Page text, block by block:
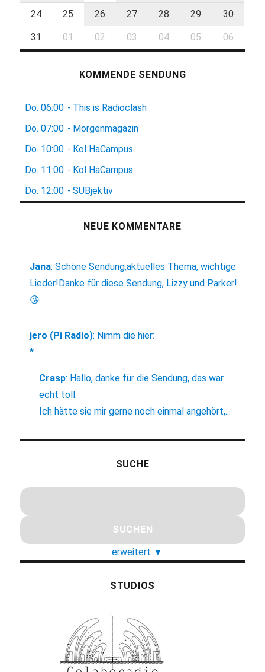
24 25 26 27 28 29 30
31 01 02 03 04 05 06
KOMMENDE SENDUNG
Do. 06:00 - This is Radioclash
Do. 07:00 - Morgenmagazin
Do. 10:00 - Kol HaCampus
Do. 11:00 - Kol HaCampus
Do. 12:00 - SUBjektiv
NEUE KOMMENTARE
Jana:Schöne Sendung,aktuelles Thema, wichtige
Lieder!Danke für diese Sendung, Lizzy und Parker!
😘
jero (Pi Radio): Nimm die hier:
*
Crasp: Hallo, danke für die Sendung, das war
echt toll.
Ich hätte sie mir gerne noch einmal angehört,...
SUCHE
erweitert ▼
STUDIOS